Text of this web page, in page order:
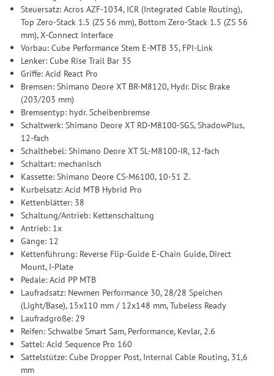
Steuersatz: Acros AZF-1034, ICR (Integrated Cable Routing),
Top Zero-Stack 1.5 (ZS 56 mm), Bottom Zero-Stack 1.5 (ZS 56
mm), X-Connect Interface
Vorbau: Cube Performance Stem E-MTB 35, FPI-Link
Lenker: Cube Rise Trail Bar 35
Griffe: Acid React Pro
Bremsen: Shimano Deore XT BR-M8120, Hydr. Disc Brake
(203/203 mm)
Bremsentyp: hydr. Scheibenbremse
Schaltwerk: Shimano Deore XT RD-M8100-SGS, ShadowPlus,
12-fach
Schalthebel: Shimano Deore XT SL-M8100-IR, 12-fach
Schaltart: mechanisch
Kassette: Shimano Deore CS-M6100, 10-51 Z.
Kurbelsatz: Acid MTB Hybrid Pro
Kettenblätter: 38
Schaltung/Antrieb: Kettenschaltung
Antrieb: 1x
Gänge: 12
Kettenführung: Reverse Flip-Guide E-Chain Guide, Direct
Mount, I-Plate
Pedale: Acid PP MTB
Laufradsatz: Newmen Performance 30, 28/28 Speichen
(Light/Base), 15x110 mm / 12x148 mm, Tubeless Ready
Laufradgröße: 29
Reifen: Schwalbe Smart Sam, Performance, Kevlar, 2.6
Sattel: Acid Sequence Pro 160
Sattelstütze: Cube Dropper Post, Internal Cable Routing, 31,6
mm